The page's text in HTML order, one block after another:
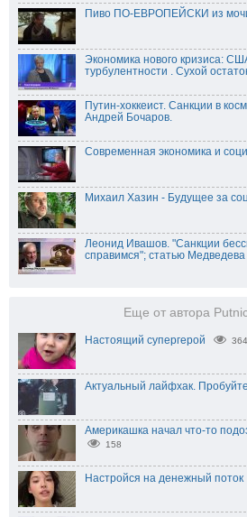
Пиво ПО-ЕВРОПЕЙСКИ из
Экономика нового кризиса:
турбулентности . Сухой
Путин-хоккеист. Санкции в
Андрей Бочаров.
Современная экономика и
Михаил Хазин - Будущее за
Леонид Ивашов. "Санкции
справимся"; статью
Еще от автора
Настоящий супергерой 364
Актуальный лайфхак.
Америкашка начал что-то
158
Настройся на денежный поток